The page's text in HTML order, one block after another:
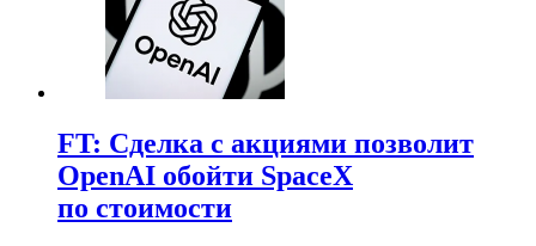
FT: Сделка с акциями позволит
OpenAI обойти SpaceX
по стоимости